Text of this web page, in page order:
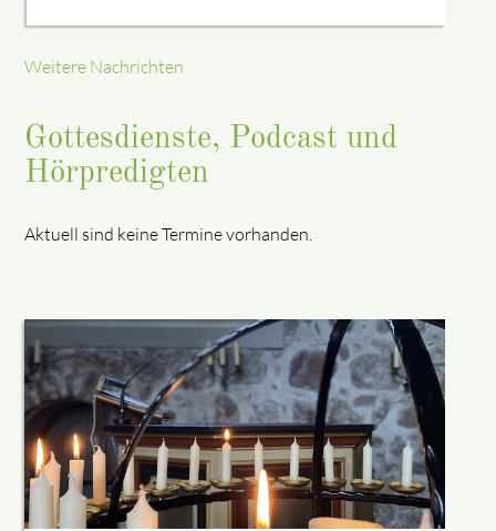
Weitere Nachrichten
Gottesdienste, Podcast und
Hörpredigten
Aktuell sind keine Termine vorhanden.